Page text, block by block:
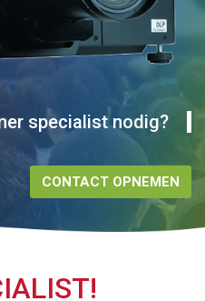
specialist nodig?
CONTACT OPNEMEN